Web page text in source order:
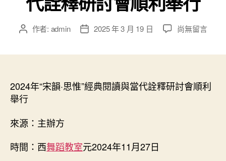
文 作者: admin
文
期
2025 年 3 月 19 日
在
·
尚無留言
2024年“宋韻·思惟”經典閱讀與當代詮釋研討會順利
舉行
來源：主辦方
時間：西舞蹈教室元2024年11月27日